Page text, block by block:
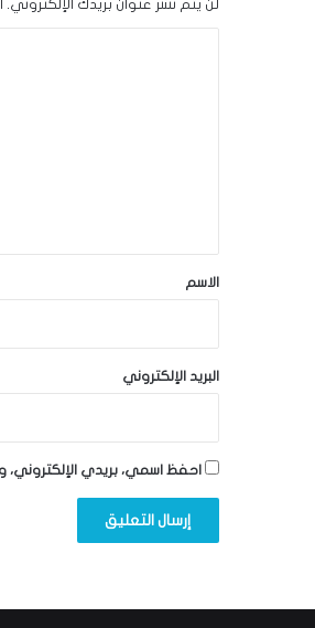
لن يتم نشر عنوان بريدك الإلكتروني.
*
الاسم
البريد الإلكتروني
احفظ اسمي، بريدي